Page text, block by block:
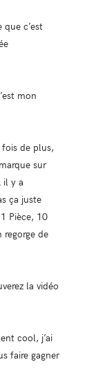
c’est
mon
de plus,
sur
il y a
ça juste
Pièce, 10
de
la vidéo
cool, j’ai
faire gagner